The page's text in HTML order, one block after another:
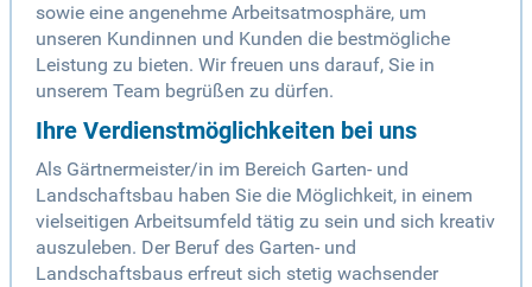
sowie eine angenehme Arbeitsatmosphäre, um
unseren Kundinnen und Kunden die bestmögliche
Leistung zu bieten. Wir freuen uns darauf, Sie in
unserem Team begrüßen zu dürfen.
Ihre Verdienstmöglichkeiten bei uns
Als Gärtnermeister/in im Bereich Garten- und
Landschaftsbau haben Sie die Möglichkeit, in einem
vielseitigen Arbeitsumfeld tätig zu sein und sich kreativ
auszuleben. Der Beruf des Garten- und
Landschaftsbaus erfreut sich stetig wachsender